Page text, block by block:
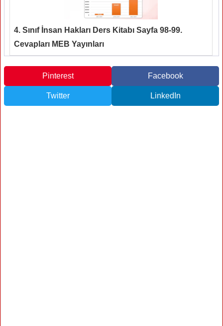
4. Sınıf İnsan Hakları Ders Kitabı Sayfa 98-99.
Cevapları MEB Yayınları
Pinterest Facebook
Twitter LinkedIn